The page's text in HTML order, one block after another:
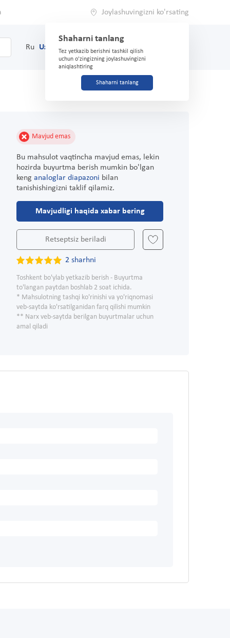
Joylashuvingizni ko'rsating
Shaharni tanlang
Tez yetkazib berishni tashkil qilish
uchun o'zingizning joylashuvingizni
aniqlashtiring
Shaharni tanlang
Ru Uz (71) 200-03-03
Mavjud emas
Bu mahsulot vaqtincha mavjud emas, lekin
hozirda buyurtma berish mumkin bo'lgan
keng analoglar diapazoni bilan
tanishishingizni taklif qilamiz.
Mavjudligi haqida xabar bering
Retseptsiz beriladi
2 sharhni
Toshkent bo'ylab yetkazib berish - Buyurtma
to'langan paytdan boshlab 2 soat ichida.
* Mahsulotning tashqi ko'rinishi va yo'riqnomasi
veb-saytda ko'rsatilganidan farq qilishi mumkin
** Narx veb-saytda berilgan buyurtmalar uchun
amal qiladi